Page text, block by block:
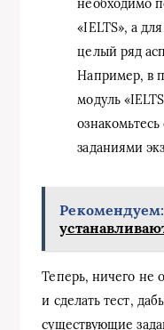
необходимо
«IELTS», а
целый ряд
Например, в
модуль
заданиями
Рекомендуем:
Теперь, ничего не
и сделать тест,
существующие